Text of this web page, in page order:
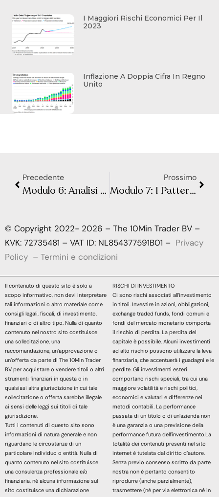
I Maggiori Rischi Economici Per Il
2023
Inflazione A Doppia Cifra In Regno
Unito
Precedente
Modulo 6: Analisi del prezzo con Fibonacci – Lezione 2: I Ritracciamenti e le Estensioni di Fibonacci
Prossimo
Modulo 7: I Pattern Armonici – Lezione 2: Il Cypher Pattern
© Copyright 2022- 2026 – The 10Min Trader BV –
KVK: 72735481 – VAT ID: NL854377591B01 – Privacy
Policy – Termini e condizioni
Il contenuto di questo sito è solo a
scopo informativo, non devi interpretare
tali informazioni o altro materiale come
consigli legali, fiscali, di investimento,
finanziari o di altro tipo. Nulla di quanto
contenuto nel nostro sito costituisce
una sollecitazione, una
raccomandazione, un’approvazione o
un’offerta da parte di The 10Min Trader
BV per acquistare o vendere titoli o altri
strumenti finanziari in questa o in
qualsiasi altra giurisdizione in cui tale
sollecitazione o offerta sarebbe illegale
ai sensi delle leggi sui titoli di tale
giurisdizione.
Tutti i contenuti di questo sito sono
informazioni di natura generale e non
riguardano le circostanze di un
particolare individuo o entità. Nulla di
quanto contenuto nel sito costituisce
una consulenza professionale e/o
finanziaria, né alcuna informazione sul
sito costituisce una dichiarazione
RISCHI DI INVESTIMENTO
Ci sono rischi associati all’investimento
in titoli. Investire in azioni, obbligazioni,
exchange traded funds, fondi comuni e
fondi del mercato monetario comporta
il rischio di perdita. La perdita del
capitale è possibile. Alcuni investimenti
ad alto rischio possono utilizzare la leva
finanziaria, che accentuerà i guadagni e le
perdite. Gli investimenti esteri
comportano rischi speciali, tra cui una
maggiore volatilità e rischi politici,
economici e valutari e differenze nei
metodi contabili. La performance
passata di un titolo o di un’azienda non
è una garanzia o una previsione della
performance futura dell’investimento.La
totalità dei contenuti presenti nel sito
internet è tutelata dal diritto d’autore.
Senza previo consenso scritto da parte
nostra non è pertanto consentito
riprodurre (anche parzialmente),
trasmettere (né per via elettronica né in